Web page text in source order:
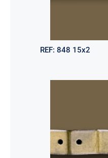
REF: 848 15x2